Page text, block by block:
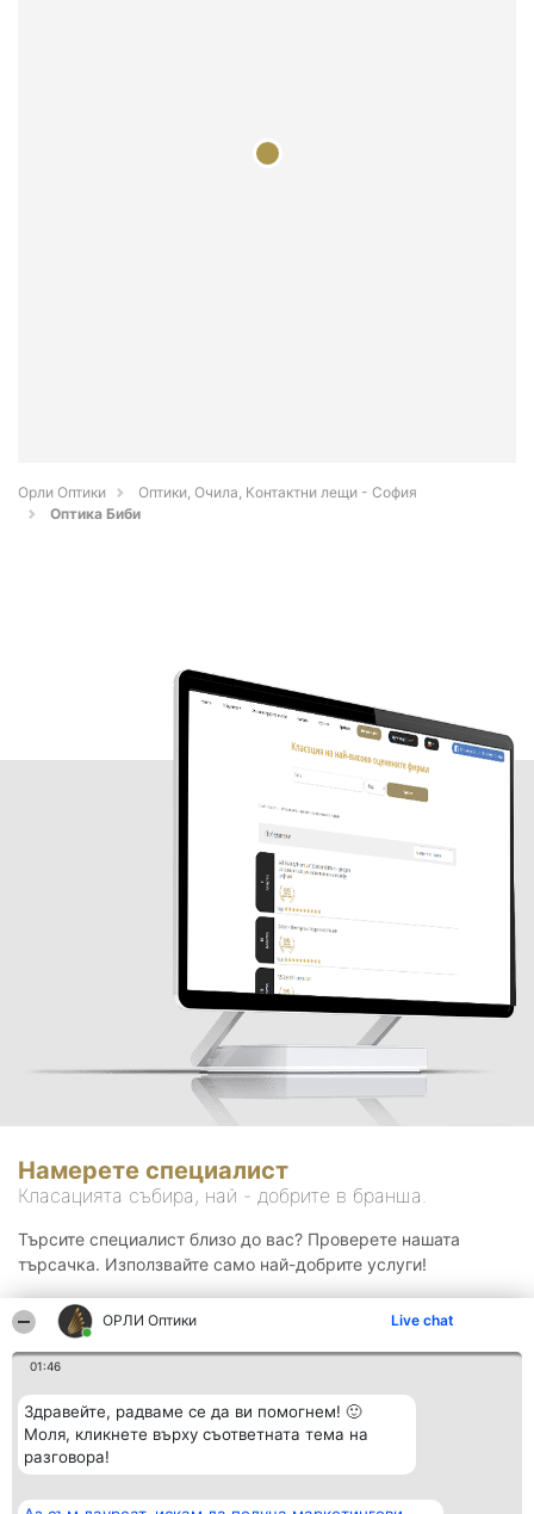
ОРЛИ Оптики Live chat
01:46
Здравейте, радваме се да ви помогнем! 🙂
Моля, кликнете върху съответната тема на
разговора!
Орли Оптики
Оптики, Очила, Контактни лещи - София
Оптика Биби
Намерете специалист
Класацията събира, най - добрите в бранша.
Търсите специалист близо до вас? Проверете нашата
търсачка. Използвайте само най-добрите услуги!